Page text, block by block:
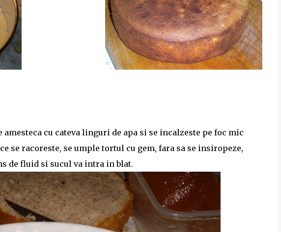
amesteca cu cateva linguri de apa si se incalzeste pe foc mic
se racoreste, se umple tortul cu gem, fara sa se insiropeze,
de fluid si sucul va intra in blat.